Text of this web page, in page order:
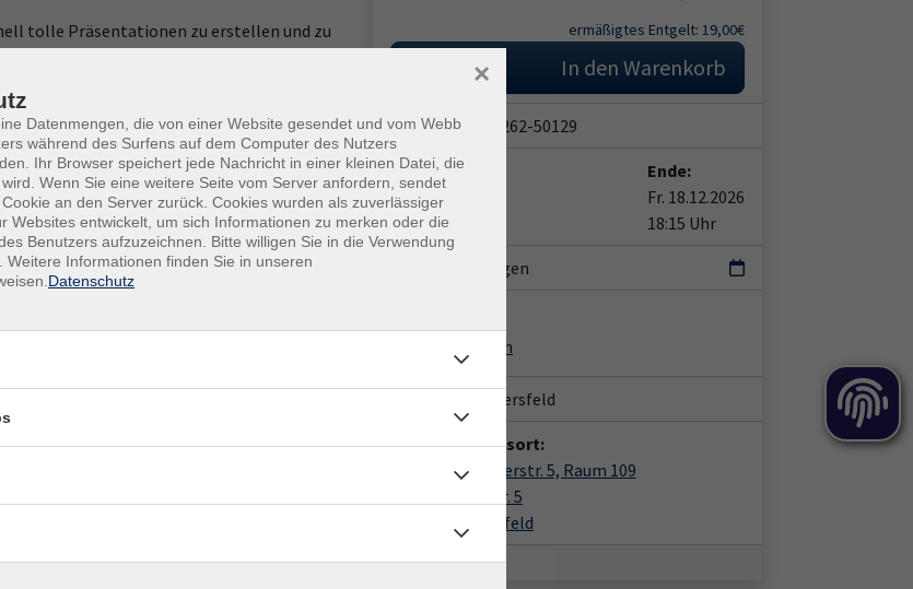
tolle Präsentationen zu erstellen und zu
und lernen Sie die wichtigsten Funktionen
und Schriften und der wirkungsvolle Einsatz
wie das Präsentieren und Visualisieren mit
Teilen ihrer Präsentation.
Für die Teilnahme müssen Sie sich vor dem
müssen Sie sich vor dem Kurs registrieren
ermäßigtes Entgelt: 19,00€
In den Warenkorb
Kursnummer: 262-50129
Start:
Fr. 04.12.2026
16:00 Uhr
Ende:
Fr. 18.12.2026
18:15 Uhr
3 Veranstaltungen
Torsten Jaunich
Bad Hersfeld
Veranstaltungsort:
vhs, Leinenweberstr. 5, Raum 109
Leinenweberstr. 5
36251 Bad Hersfeld
Datenmengen, die von einer Website gesendet und vom Webb
während des Surfens auf dem Computer des Nutzers
Ihr Browser speichert jede Nachricht in einer kleinen Datei, die
Wenn Sie eine weitere Seite vom Server anfordern, sendet
an den Server zurück. Cookies wurden als zuverlässiger
Websites entwickelt, um sich Informationen zu merken oder die
Benutzers aufzuzeichnen. Bitte willigen Sie in die Verwendung
Weitere Informationen finden Sie in unseren
Datenschutz
×